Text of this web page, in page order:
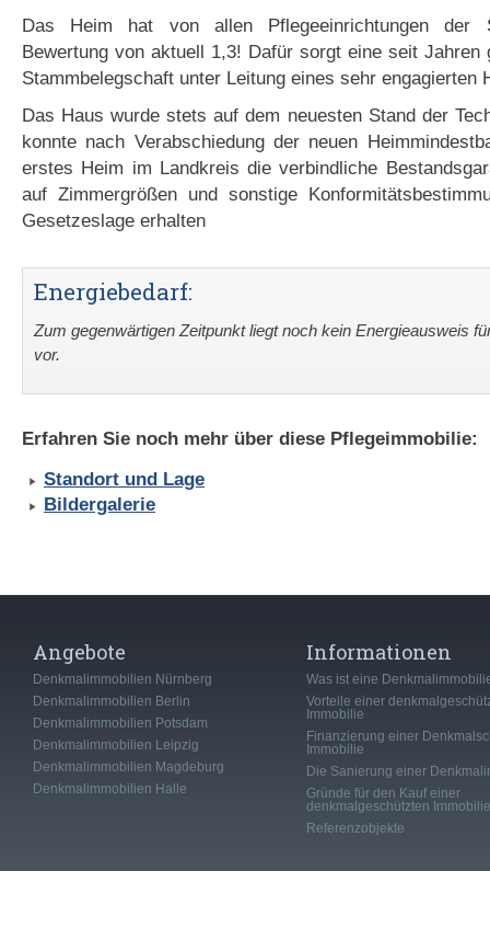
Das Heim hat von allen Pflegeeinrichtungen der
Bewertung von aktuell 1,3! Dafür sorgt eine seit Jahren
Stammbelegschaft unter Leitung eines sehr engagierten
Das Haus wurde stets auf dem neuesten Stand der
konnte nach Verabschiedung der neuen
erstes Heim im Landkreis die verbindliche
auf Zimmergrößen und sonstige
Gesetzeslage erhalten
Energiebedarf:
Zum gegenwärtigen Zeitpunkt liegt noch kein Energieausweis
vor.
Erfahren Sie noch mehr über diese Pflegeimmobilie:
Standort und Lage
Bildergalerie
Angebote
Denkmalimmobilien Nürnberg
Denkmalimmobilien Berlin
Denkmalimmobilien Potsdam
Denkmalimmobilien Leipzig
Denkmalimmobilien Magdeburg
Denkmalimmobilien Halle
Informationen
Was ist eine
Vorteile einer
Immobilie
Finanzierung einer
Immobilie
Die Sanierung einer
Gründe für den Kauf einer
denkmalgeschützten Immobilie
Referenzobjekte